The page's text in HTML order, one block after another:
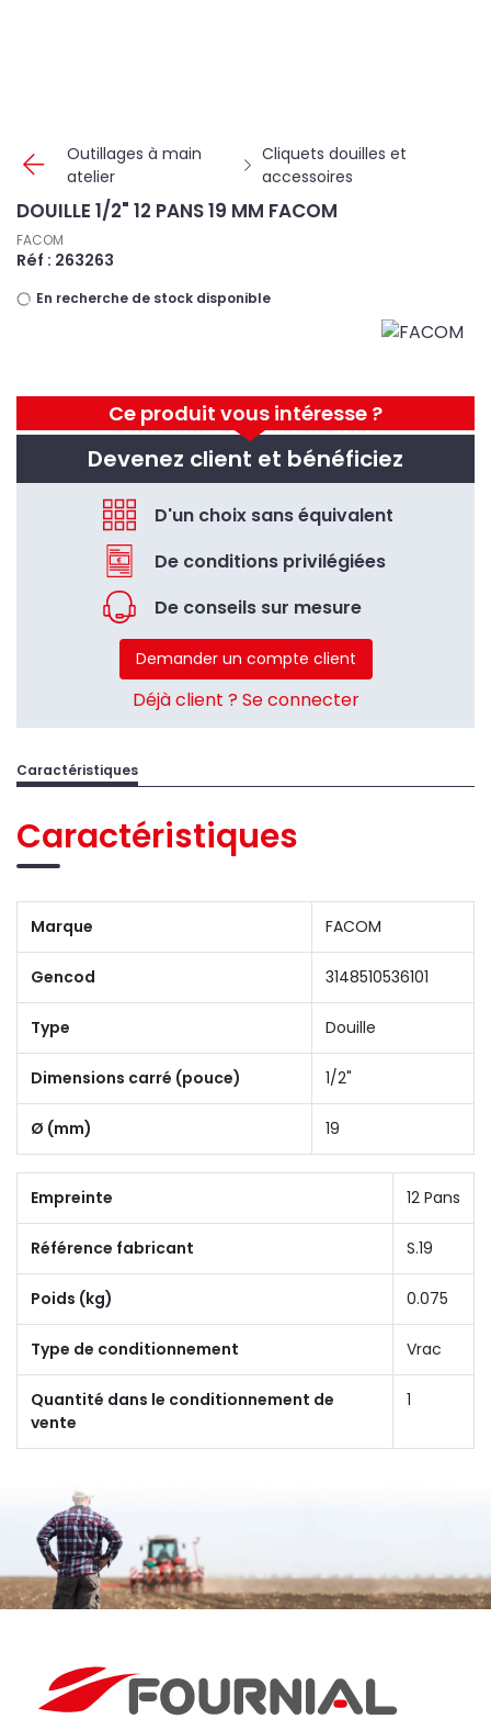
Outillages à main
atelier
Cliquets douilles et
accessoires
Ce produit vous intéresse ?
Devenez client et bénéficiez
D'un choix sans équivalent
De conditions privilégiées
De conseils sur mesure
Demander un compte client
Déjà client ? Se connecter
DOUILLE 1/2" 12 PANS 19 MM FACOM
FACOM
Réf : 263263
En recherche de stock disponible
Caractéristiques
Caractéristiques
Marque FACOM
Gencod 3148510536101
Type Douille
Dimensions carré (pouce) 1/2"
Ø (mm) 19
Empreinte 12 Pans
Référence fabricant S.19
Poids (kg) 0.075
Type de conditionnement Vrac
Quantité dans le conditionnement de
vente
1